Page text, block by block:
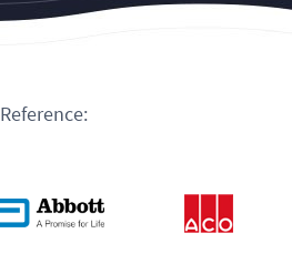
Reference: